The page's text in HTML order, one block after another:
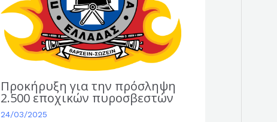
Προκήρυξη για την πρόσληψη
2.500 εποχικών πυροσβεστών
24/03/2025